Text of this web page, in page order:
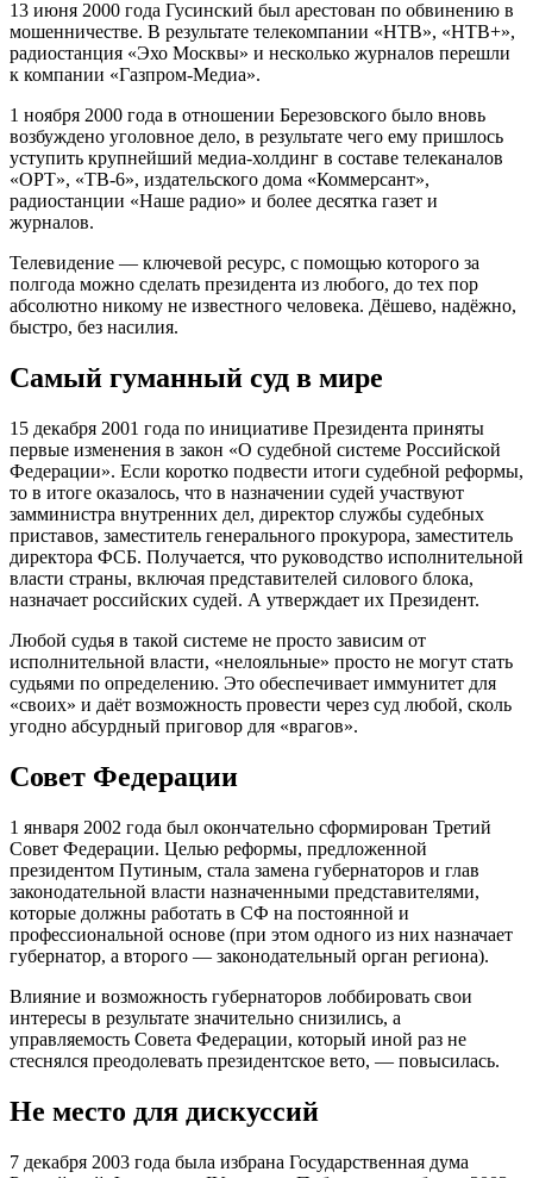
13 июня 2000 года Гусинский был арестован по обвинению в
мошенничестве. В результате телекомпании «НТВ», «НТВ+»,
радиостанция «Эхо Москвы» и несколько журналов перешли
к компании «Газпром-Медиа».
1 ноября 2000 года в отношении Березовского было вновь
возбуждено уголовное дело, в результате чего ему пришлось
уступить крупнейший медиа-холдинг в составе телеканалов
«ОРТ», «ТВ-6», издательского дома «Коммерсант»,
радиостанции «Наше радио» и более десятка газет и
журналов.
Телевидение — ключевой ресурс, с помощью которого за
полгода можно сделать президента из любого, до тех пор
абсолютно никому не известного человека. Дёшево, надёжно,
быстро, без насилия.
Самый гуманный суд в мире
15 декабря 2001 года по инициативе Президента приняты
первые изменения в закон «О судебной системе Российской
Федерации». Если коротко подвести итоги судебной реформы,
то в итоге оказалось, что в назначении судей участвуют
замминистра внутренних дел, директор службы судебных
приставов, заместитель генерального прокурора, заместитель
директора ФСБ. Получается, что руководство исполнительной
власти страны, включая представителей силового блока,
назначает российских судей. А утверждает их Президент.
Любой судья в такой системе не просто зависим от
исполнительной власти, «нелояльные» просто не могут стать
судьями по определению. Это обеспечивает иммунитет для
«своих» и даёт возможность провести через суд любой, сколь
угодно абсурдный приговор для «врагов».
Совет Федерации
1 января 2002 года был окончательно сформирован Третий
Совет Федерации. Целью реформы, предложенной
президентом Путиным, стала замена губернаторов и глав
законодательной власти назначенными представителями,
которые должны работать в СФ на постоянной и
профессиональной основе (при этом одного из них назначает
губернатор, а второго — законодательный орган региона).
Влияние и возможность губернаторов лоббировать свои
интересы в результате значительно снизились, а
управляемость Совета Федерации, который иной раз не
стеснялся преодолевать президентское вето, — повысилась.
Не место для дискуссий
7 декабря 2003 года была избрана Государственная дума